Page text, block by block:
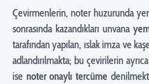
Çevirmenlerin, noter huzurunda
sonrasında kazandıkları unvana
tarafından yapılan, ıslak imza ve
adlandırılmakta; bu çevirilerin
ise noter onaylı tercüme